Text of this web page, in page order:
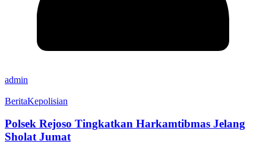
admin
BeritaKepolisian
Polsek Rejoso Tingkatkan Harkamtibmas Jelang
Sholat Jumat